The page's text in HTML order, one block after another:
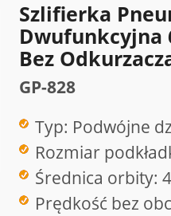
Szlifierka
Dwufunkcyjna
Bez
GP-828
Typ: Podwójne
Rozmiar
Średnica orbity:
Prędkość bez